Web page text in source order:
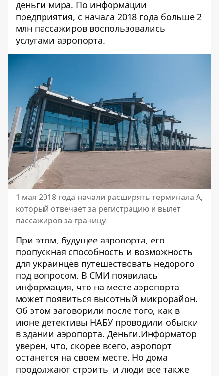
деньги мира. По информации
предприятия, с начала 2018 года больше 2
млн пассажиров воспользовались
услугами аэропорта.
1 мая 2018 года начали расширять терминала А,
который отвечает за регистрацию и вылет
пассажиров за границу
При этом, будущее аэропорта, его
пропускная способность и возможность
для украинцев путешествовать недорого
под вопросом. В СМИ появилась
информация, что на месте аэропорта
может появиться высотный микрорайон.
Об этом заговорили после того, как в
июне детективы НАБУ проводили обыски
в здании аэропорта. Деньги.Информатор
уверен, что, скорее всего, аэропорт
останется на своем месте. Но дома
продолжают строить, и люди все также